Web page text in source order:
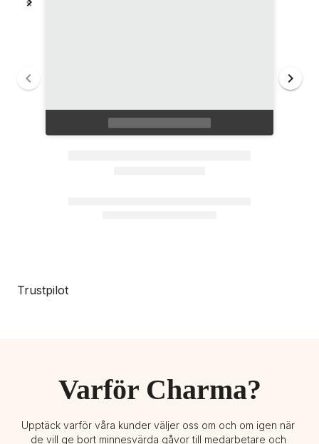
Trustpilot
Varför Charma?
Upptäck varför våra kunder väljer oss om och om igen när
de vill ge bort minnesvärda gåvor till medarbetare och